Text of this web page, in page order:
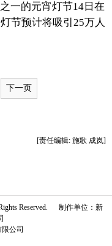
文 返回PC
的元宵灯节14日在
节预计将吸引25万人
下一页
[责任编辑: 施歌 成岚]
Reserved. 制作单位：新
公司